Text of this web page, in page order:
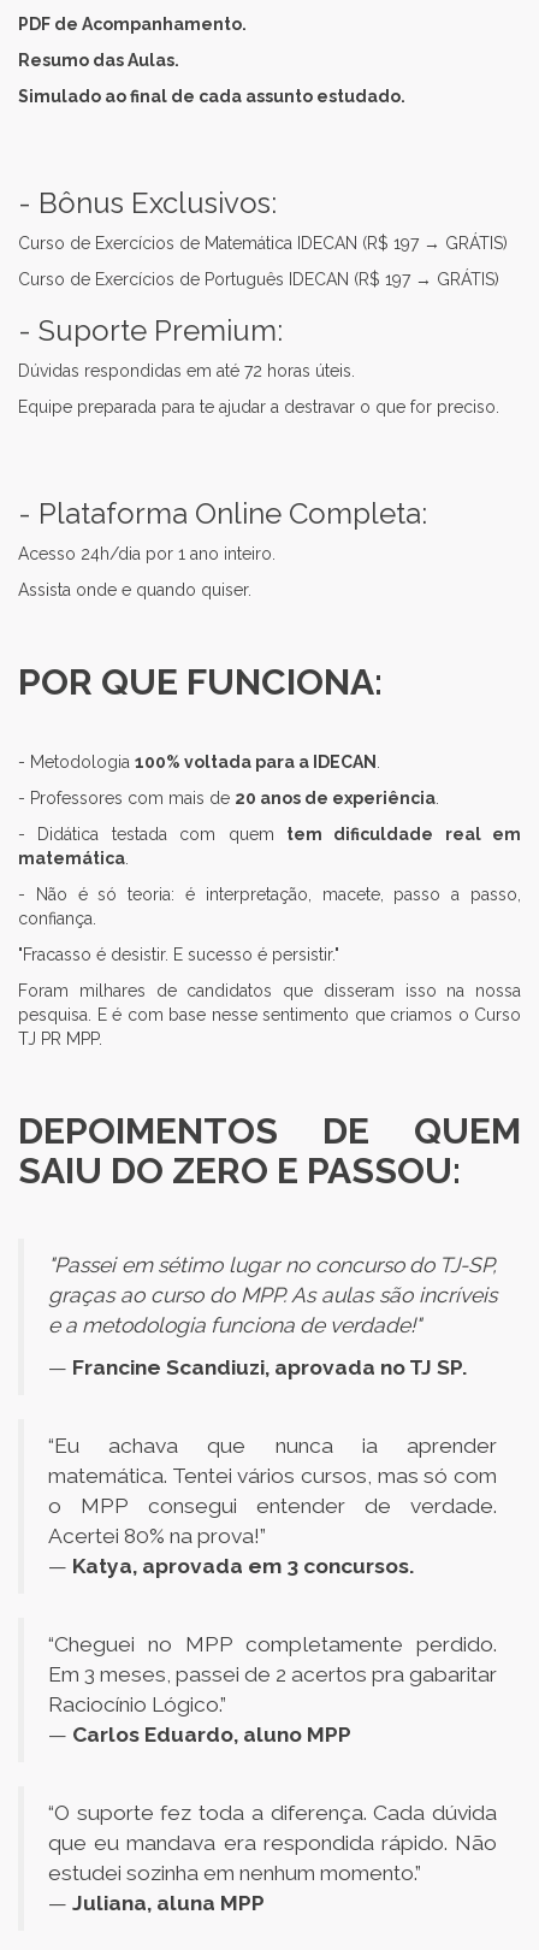
PDF de Acompanhamento.
Resumo das Aulas.
Simulado ao final de cada assunto estudado.
- Bônus Exclusivos:
Curso de Exercícios de Matemática IDECAN (R$ 197 → GRÁTIS)
Curso de Exercícios de Português IDECAN (R$ 197 → GRÁTIS)
- Suporte Premium:
Dúvidas respondidas em até 72 horas úteis.
Equipe preparada para te ajudar a destravar o que for preciso.
- Plataforma Online Completa:
Acesso 24h/dia por 1 ano inteiro.
Assista onde e quando quiser.
POR QUE FUNCIONA:
- Metodologia 100% voltada para a IDECAN
- Professores com mais de 20 anos de experiência
- Didática testada com quem tem dificuldade real em
matemática
- Não é só teoria: é interpretação, macete, passo a passo,
confiança.
"Fracasso é desistir. E sucesso é persistir."
Foram milhares de candidatos que disseram isso na nossa
pesquisa. E é com base nesse sentimento que criamos o Curso
TJ PR MPP.
DEPOIMENTOS DE QUEM
SAIU DO ZERO E PASSOU:
"Passei em sétimo lugar no concurso do TJ-SP,
graças ao curso do MPP. As aulas são incríveis
e a metodologia funciona de verdade!"
— Francine Scandiuzi, aprovada no TJ SP.
“Eu achava que nunca ia aprender
matemática. Tentei vários cursos, mas só com
o MPP consegui entender de verdade.
Acertei 80% na prova!”
— Katya, aprovada em 3 concursos.
“Cheguei no MPP completamente perdido.
Em 3 meses, passei de 2 acertos pra gabaritar
Raciocínio Lógico.”
— Carlos Eduardo, aluno MPP
“O suporte fez toda a diferença. Cada dúvida
que eu mandava era respondida rápido. Não
estudei sozinha em nenhum momento.”
— Juliana, aluna MPP